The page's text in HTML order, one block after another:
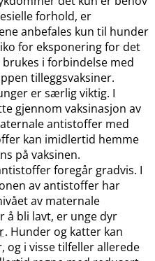
forhold, er
anbefales kun til hunder
for eksponering for det
i forbindelse med
tilleggsvaksiner.
er særlig viktig. I
gjennom vaksinasjon av
antistoffer med
kan imidlertid hemme
på vaksinen.
foregår gradvis. I
av antistoffer har
av maternale
å bli lavt, er unge dyr
. Hunder og katter kan
og i visse tilfeller allerede